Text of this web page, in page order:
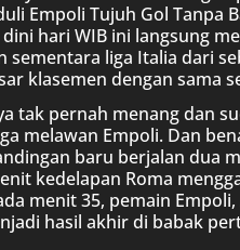
Empoli Tujuh Gol Tanpa
dini hari WIB ini langsung
sementara liga Italia dari
klasemen dengan sama
tak pernah menang dan
melawan Empoli. Dan
baru berjalan dua
kedelapan Roma
menit 35, pemain
hasil akhir di babak